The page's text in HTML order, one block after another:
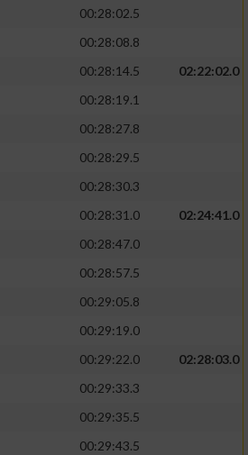
00:28:02.5
00:28:08.8
00:28:14.5
02:22:02.0
00:28:19.1
00:28:27.8
00:28:29.5
00:28:30.3
00:28:31.0
02:24:41.0
00:28:47.0
00:28:57.5
00:29:05.8
00:29:19.0
00:29:22.0
02:28:03.0
00:29:33.3
00:29:35.5
00:29:43.5